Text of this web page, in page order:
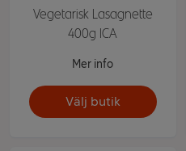
Vegetarisk Lasagnette
400g ICA
Mer info
Välj butik